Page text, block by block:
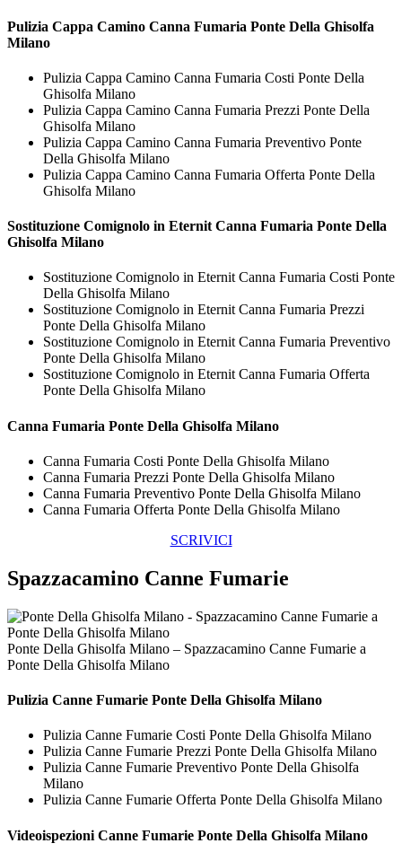
Pulizia Cappa Camino Canna Fumaria Ponte Della Ghisolfa
Milano
Pulizia Cappa Camino Canna Fumaria Costi Ponte Della
Ghisolfa Milano
Pulizia Cappa Camino Canna Fumaria Prezzi Ponte Della
Ghisolfa Milano
Pulizia Cappa Camino Canna Fumaria Preventivo Ponte
Della Ghisolfa Milano
Pulizia Cappa Camino Canna Fumaria Offerta Ponte Della
Ghisolfa Milano
Sostituzione Comignolo in Eternit Canna Fumaria Ponte Della
Ghisolfa Milano
Sostituzione Comignolo in Eternit Canna Fumaria Costi Ponte
Della Ghisolfa Milano
Sostituzione Comignolo in Eternit Canna Fumaria Prezzi
Ponte Della Ghisolfa Milano
Sostituzione Comignolo in Eternit Canna Fumaria Preventivo
Ponte Della Ghisolfa Milano
Sostituzione Comignolo in Eternit Canna Fumaria Offerta
Ponte Della Ghisolfa Milano
Canna Fumaria Ponte Della Ghisolfa Milano
Canna Fumaria Costi Ponte Della Ghisolfa Milano
Canna Fumaria Prezzi Ponte Della Ghisolfa Milano
Canna Fumaria Preventivo Ponte Della Ghisolfa Milano
Canna Fumaria Offerta Ponte Della Ghisolfa Milano
SCRIVICI
Spazzacamino Canne Fumarie
Ponte Della Ghisolfa Milano – Spazzacamino Canne Fumarie a
Ponte Della Ghisolfa Milano
Pulizia Canne Fumarie Ponte Della Ghisolfa Milano
Pulizia Canne Fumarie Costi Ponte Della Ghisolfa Milano
Pulizia Canne Fumarie Prezzi Ponte Della Ghisolfa Milano
Pulizia Canne Fumarie Preventivo Ponte Della Ghisolfa
Milano
Pulizia Canne Fumarie Offerta Ponte Della Ghisolfa Milano
Videoispezioni Canne Fumarie Ponte Della Ghisolfa Milano